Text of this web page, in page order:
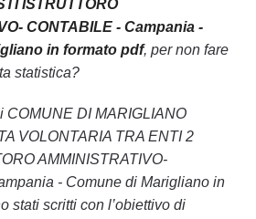
ISTRUTTORO
CONTABILE - Campania -
in formato pdf, per non fare
statistica?
COMUNE DI MARIGLIANO
VOLONTARIA TRA ENTI 2
AMMINISTRATIVO-
- Comune di Marigliano in
stati scritti con l’obiettivo di